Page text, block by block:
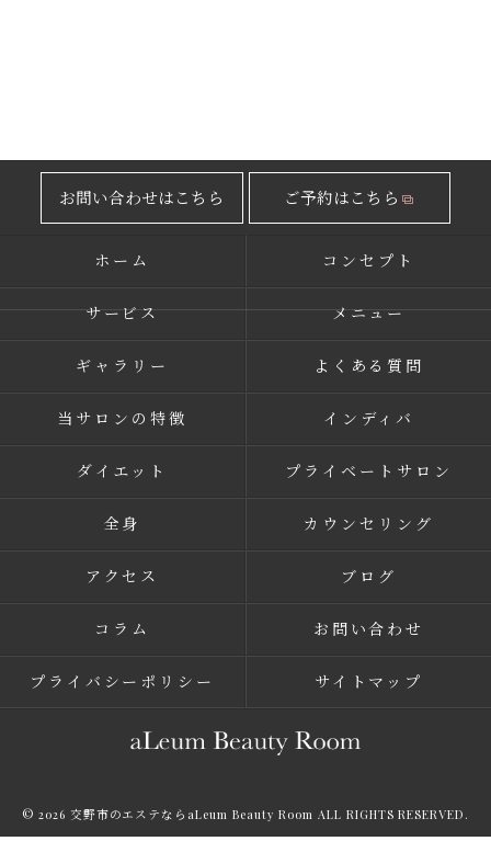
お問い合わせはこちら ご予約はこちら
ホーム コンセプト
サービス メニュー
ギャラリー よくある質問
当サロンの特徴 インディバ
ダイエット プライベートサロン
全身 カウンセリング
アクセス ブログ
コラム お問い合わせ
プライバシーポリシー サイトマップ
© 2026 交野市のエステならaLeum Beauty Room ALL RIGHTS RESERVED.